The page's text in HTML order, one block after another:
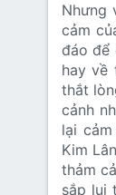
Nhưng
cảm
đáo để
hay về
thắt
cảnh
lại
Kim
thảm
sắp lụi